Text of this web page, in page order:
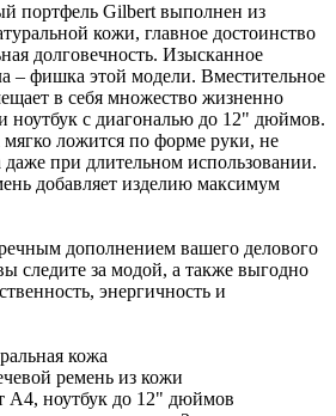
портфель Gilbert выполнен из
кожи, главное достоинство
долговечность. Изысканное
– фишка этой модели. Вместительное
в себя множество жизненно
ноутбук с диагональю до 12" дюймов.
мягко ложится по форме руки, не
даже при длительном использовании.
добавляет изделию максимум
дополнением вашего делового
следите за модой, а также выгодно
энергичность и
кожа
ремень из кожи
ноутбук до 12" дюймов